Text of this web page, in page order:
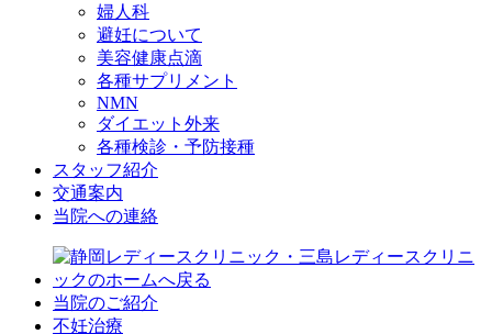
婦人科
避妊について
美容健康点滴
各種サプリメント
NMN
ダイエット外来
各種検診・予防接種
スタッフ紹介
交通案内
当院への連絡
当院のご紹介
不妊治療